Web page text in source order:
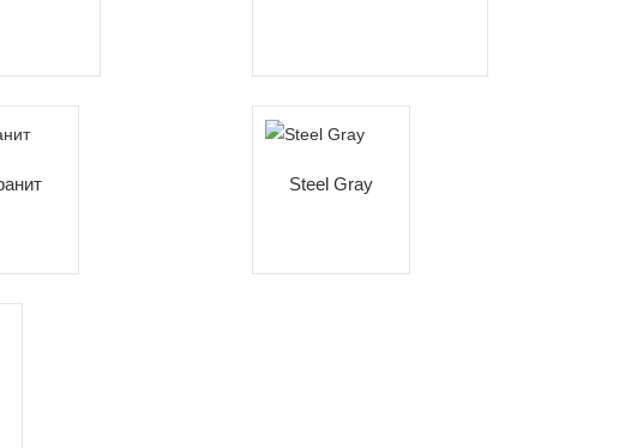
Steel Gray